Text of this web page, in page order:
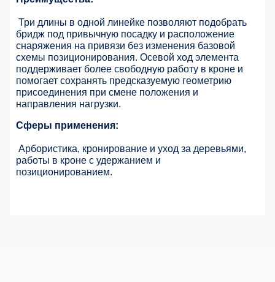
Три длины в одной линейке позволяют подобрать
бридж под привычную посадку и расположение
снаряжения на привязи без изменения базовой
схемы позиционирования. Осевой ход элемента
поддерживает более свободную работу в кроне и
помогает сохранять предсказуемую геометрию
присоединения при смене положения и
направления нагрузки.
Сферы применения:
Арбористика, кронирование и уход за деревьями,
работы в кроне с удержанием и
позиционированием.